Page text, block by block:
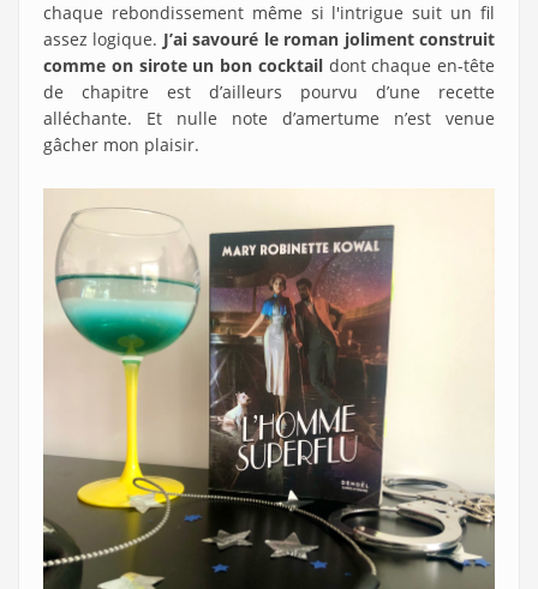
chaque rebondissement même si l'intrigue suit un fil
assez logique. J’ai savouré le roman joliment construit
comme on sirote un bon cocktail dont chaque en-tête
de chapitre est d’ailleurs pourvu d’une recette
alléchante. Et nulle note d’amertume n’est venue
gâcher mon plaisir.